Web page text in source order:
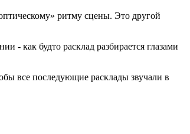
ритму сцены. Это другой
- как будто расклад разбирается глазами
все последующие расклады звучали в